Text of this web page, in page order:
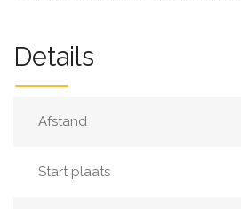
Details
Afstand
Start plaats